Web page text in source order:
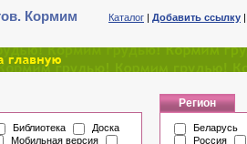
Кормим
Каталог | Добавить ссылку
Библиотека
Доска
Мобильная версия
Регион
Беларусь
Россия